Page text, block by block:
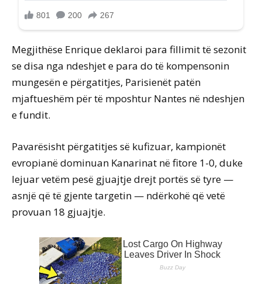
Megjithëse Enrique deklaroi para fillimit të sezonit
se disa nga ndeshjet e para do të kompensonin
mungesën e përgatitjes, Parisienët patën
mjaftueshëm për të mposhtur Nantes në ndeshjen
e fundit.
Pavarësisht përgatitjes së kufizuar, kampionët
evropianë dominuan Kanarinat në fitore 1-0, duke
lejuar vetëm pesë gjuajtje drejt portës së tyre —
asnjë që të gjente targetin — ndërkohë që vetë
provuan 18 gjuajtje.